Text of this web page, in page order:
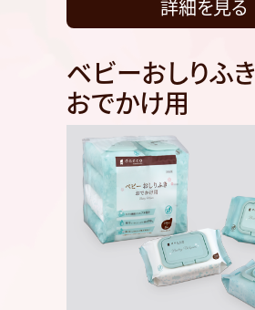
詳細を見る
ベビーおしりふき
おでかけ用